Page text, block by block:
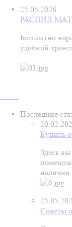
25.05.2026
РАСПИЛ
Бесплатно
удобной
Последние
Купить
Здесь
наличии.
Советы